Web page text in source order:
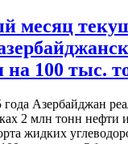
месяц
на 100 тыс.
Азербайджан
2 млн тонн нефти и
жидких